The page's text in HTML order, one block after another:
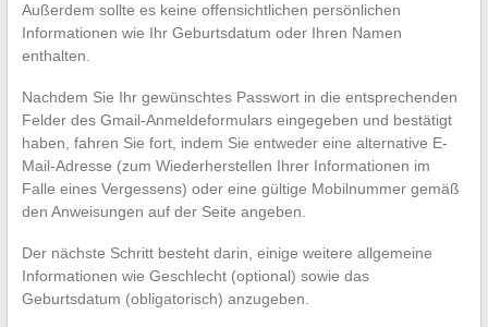
Außerdem sollte es keine offensichtlichen persönlichen
Informationen wie Ihr Geburtsdatum oder Ihren Namen
enthalten.
Nachdem Sie Ihr gewünschtes Passwort in die entsprechenden
Felder des Gmail-Anmeldeformulars eingegeben und bestätigt
haben, fahren Sie fort, indem Sie entweder eine alternative E-
Mail-Adresse (zum Wiederherstellen Ihrer Informationen im
Falle eines Vergessens) oder eine gültige Mobilnummer gemäß
den Anweisungen auf der Seite angeben.
Der nächste Schritt besteht darin, einige weitere allgemeine
Informationen wie Geschlecht (optional) sowie das
Geburtsdatum (obligatorisch) anzugeben.